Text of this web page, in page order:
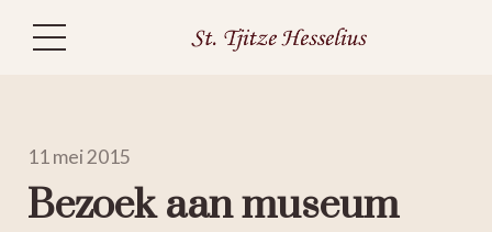
11 mei 2015
Bezoek aan museum